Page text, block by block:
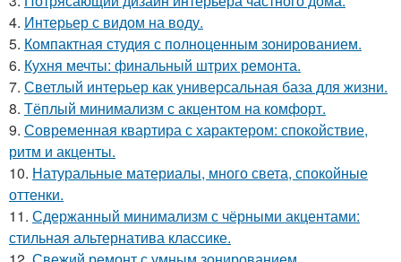
4. Интерьер с видом на воду.
5. Компактная студия с полноценным зонированием.
6. Кухня мечты: финальный штрих ремонта.
7. Светлый интерьер как универсальная база для жизни.
8. Тёплый минимализм с акцентом на комфорт.
9. Современная квартира с характером: спокойствие,
ритм и акценты.
10. Натуральные материалы, много света, спокойные
оттенки.
11. Сдержанный минимализм с чёрными акцентами:
стильная альтернатива классике.